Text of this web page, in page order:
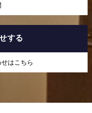
する
はこちら